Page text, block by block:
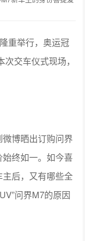
重举行，奥运冠
交车仪式现场，
博晒出订购问界
终如一。如今喜
后，又有哪些全
问界M7的原因